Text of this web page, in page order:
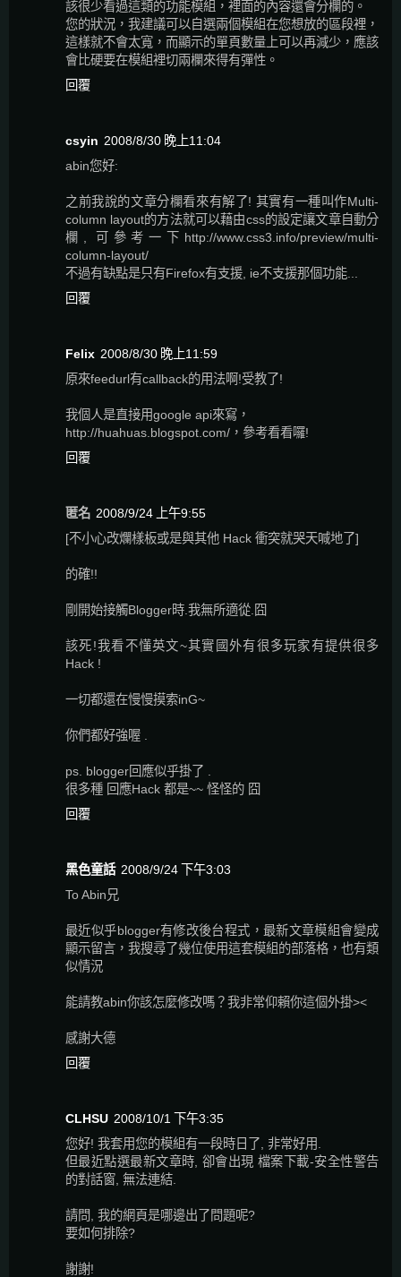
該很少看過這類的功能模組，裡面的內容還會分欄的。
您的狀況，我建議可以自選兩個模組在您想放的區段裡，
這樣就不會太寬，而顯示的單頁數量上可以再減少，應該
會比硬要在模組裡切兩欄來得有彈性。
回覆
csyin 2008/8/30 晚上11:04
abin您好:
之前我說的文章分欄看來有解了! 其實有一種叫作Multi-
column layout的方法就可以藉由css的設定讓文章自動分
欄, 可參考一下http://www.css3.info/preview/multi-
column-layout/
不過有缺點是只有Firefox有支援, ie不支援那個功能...
回覆
Felix 2008/8/30 晚上11:59
原來feedurl有callback的用法啊!受教了!
我個人是直接用google api來寫，
http://huahuas.blogspot.com/，參考看看囉!
回覆
匿名 2008/9/24 上午9:55
[不小心改爛樣板或是與其他 Hack 衝突就哭天喊地了]
的確!!
剛開始接觸Blogger時.我無所適從.囧
該死!我看不懂英文~其實國外有很多玩家有提供很多
Hack !
一切都還在慢慢摸索inG~
你們都好強喔 .
ps. blogger回應似乎掛了 .
很多種 回應Hack 都是~~ 怪怪的 囧
回覆
黑色童話 2008/9/24 下午3:03
To Abin兄
最近似乎blogger有修改後台程式，最新文章模組會變成
顯示留言，我搜尋了幾位使用這套模組的部落格，也有類
似情況
能請教abin你該怎麼修改嗎？我非常仰賴你這個外掛><
感謝大德
回覆
CLHSU 2008/10/1 下午3:35
您好! 我套用您的模組有一段時日了, 非常好用.
但最近點選最新文章時, 卻會出現 檔案下載-安全性警告
的對話窗, 無法連結.
請問, 我的網頁是哪邊出了問題呢?
要如何排除?
謝謝!